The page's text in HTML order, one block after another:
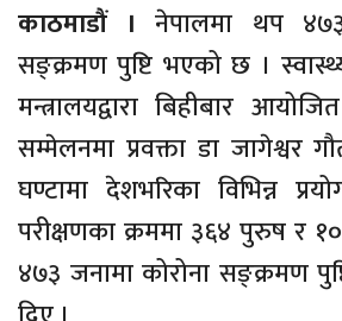
काठमाडौं । नेपालमा थप
सङ्क्रमण पुष्टि भएको छ ।
मन्त्रालयद्वारा बिहीबार
सम्मेलनमा प्रवक्ता डा जागेश्वर
घण्टामा देशभरिका विभिन्न
परीक्षणका क्रममा ३६४ पुरुष र
४७३ जनामा कोरोना सङ्क्रमण